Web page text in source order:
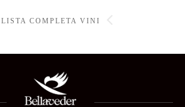
LISTA COMPLETA VINI